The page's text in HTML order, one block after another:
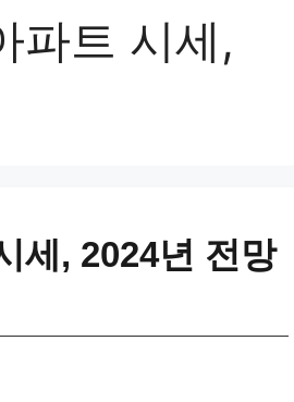
파트 시세,
세, 2024년 전망